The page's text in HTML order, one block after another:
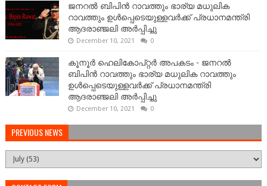
ജനറല്‍ ബിപിന്‍ റാവത്തും ഭാര്യ മധുലിക
റാവത്തും ഉള്‍പ്പെടെയുള്ളവർക്ക് പ്രധാനമന്ത്രി
ആദരാഞ്ജലി അർപ്പിച്ചു
December 10, 2021 0
കൂനൂർ ഹെലികോപ്റ്റർ അപകടം - ജനറല്‍
ബിപിന്‍ റാവത്തും ഭാര്യ മധുലിക റാവത്തും
ഉള്‍പ്പെടെയുള്ളവർക്ക് പ്രധാനമന്ത്രി
ആദരാഞ്ജലി അർപ്പിച്ചു
December 10, 2021 0
PREVIOUS NEWS